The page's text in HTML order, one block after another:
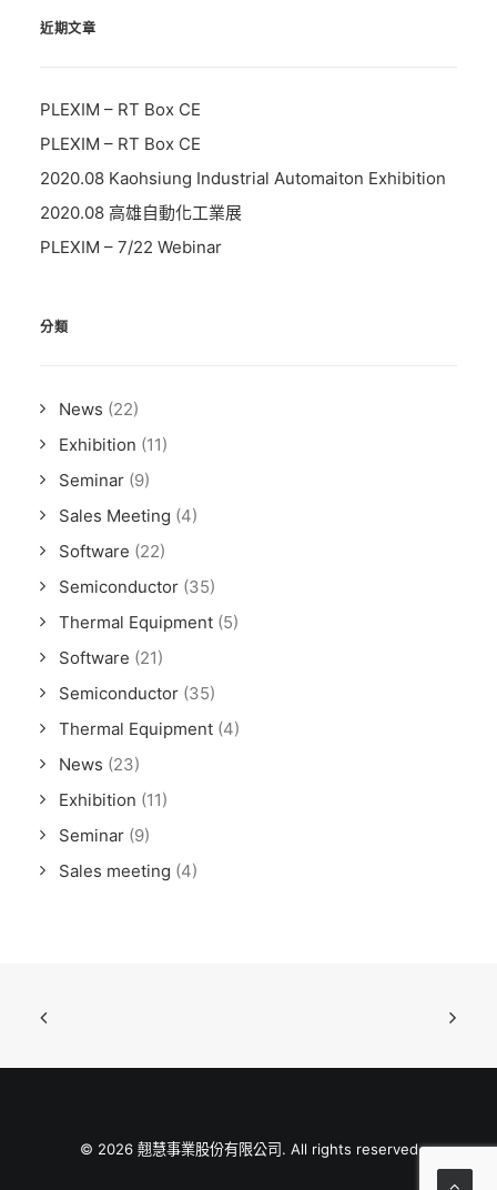
近期文章
PLEXIM – RT Box CE
PLEXIM – RT Box CE
2020.08 Kaohsiung Industrial Automaiton Exhibition
2020.08 高雄自動化工業展
PLEXIM – 7/22 Webinar
分類
News (22)
Exhibition (11)
Seminar (9)
Sales Meeting (4)
Software (22)
Semiconductor (35)
Thermal Equipment (5)
Software (21)
Semiconductor (35)
Thermal Equipment (4)
News (23)
Exhibition (11)
Seminar (9)
Sales meeting (4)
© 2026 翹慧事業股份有限公司. All rights reserved